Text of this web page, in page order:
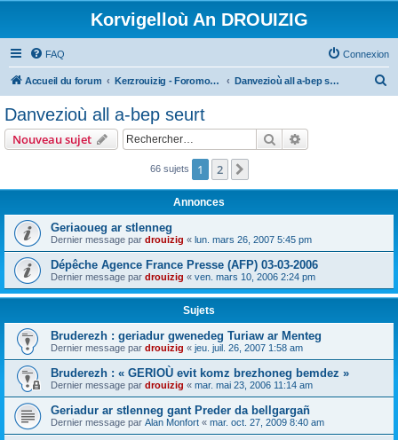
Korvigelloù An DROUIZIG
FAQ Connexion
Accueil du forum Kerzrouizig - Foromoù An Drouizig Danvezioù all a-bep seurt
e
Danvezioù all a-bep seurt
Nouveau sujet Rechercher
66 sujets 1 2
Annonces
Geriaoueg ar stlenneg
Dernier message par drouizig « lun. mars 26, 2007 5:45 pm
Dépêche Agence France Presse (AFP) 03-03-2006
Dernier message par drouizig « ven. mars 10, 2006 2:24 pm
Sujets
Bruderezh : geriadur gwenedeg Turiaw ar Menteg
Dernier message par drouizig « jeu. juil. 26, 2007 1:58 am
Bruderezh : « GERIOÙ evit komz brezhoneg bemdez »
Dernier message par drouizig « mar. mai 23, 2006 11:14 am
Geriadur ar stlenneg gant Preder da bellgargañ
Dernier message par Alan Monfort « mar. oct. 27, 2009 8:40 am